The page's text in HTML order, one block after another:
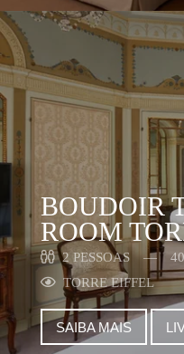
BOUDOIR
ROOM
2 PESSOAS
TORRE EIFFEL
SAIBA MAIS